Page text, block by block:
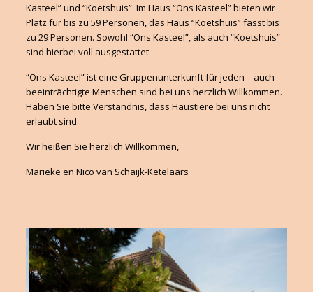
Kasteel” und “Koetshuis”. Im Haus “Ons Kasteel” bieten wir
Platz für bis zu 59 Personen, das Haus “Koetshuis” fasst bis
zu 29 Personen. Sowohl “Ons Kasteel”, als auch “Koetshuis”
sind hierbei voll ausgestattet.
“Ons Kasteel” ist eine Gruppenunterkunft für jeden – auch
beeinträchtigte Menschen sind bei uns herzlich Willkommen.
Haben Sie bitte Verständnis, dass Haustiere bei uns nicht
erlaubt sind.
Wir heißen Sie herzlich Willkommen,
Marieke en Nico van Schaijk-Ketelaars